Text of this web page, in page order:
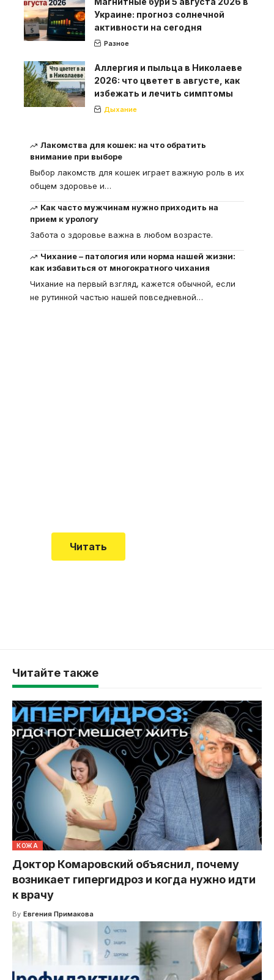
Украине: прогноз солнечной
активности на сегодня
Разное
Аллергия и пыльца в Николаеве
2026: что цветет в августе, как
избежать и лечить симптомы
Дыхание
Лакомства для кошек: на что обратить
внимание при выборе
Выбор лакомств для кошек играет важную роль в их
общем здоровье и…
Как часто мужчинам нужно приходить на
прием к урологу
Забота о здоровье важна в любом возрасте.
Чихание – патология или норма нашей жизни:
как избавиться от многократного чихания
Чихание на первый взгляд, кажется обычной, если
не рутинной частью нашей повседневной…
Читать
Читайте также
КОЖА
Доктор Комаровский объяснил, почему
возникает гипергидроз и когда нужно идти
к врачу
By Евгения Примакова